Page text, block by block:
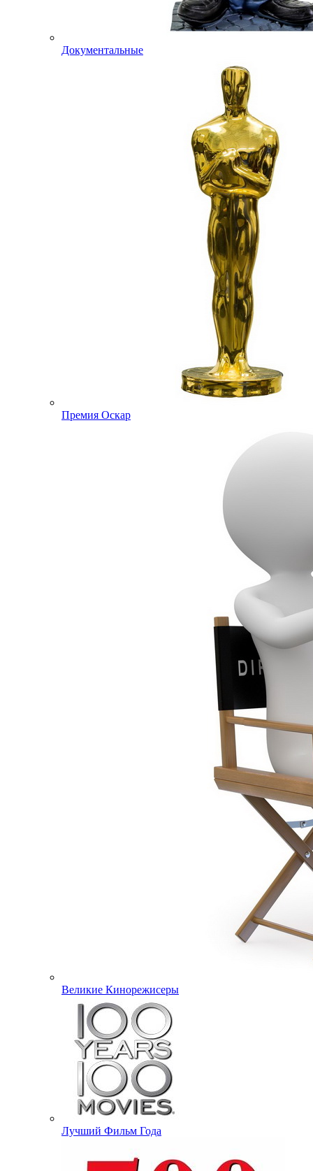
Документальные
Премия Оскар
Великие Кинорежисеры
Лучший Фильм Года